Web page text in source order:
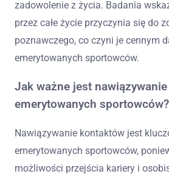
zadowolenie z życia. Badania
przez całe życie przyczynia się do
poznawczego, co czyni je cennym
emerytowanych sportowców.
Jak ważne jest
emerytowanych sportowców?
Nawiązywanie kontaktów jest
emerytowanych sportowców,
możliwości przejścia kariery i